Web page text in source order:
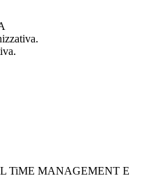
TiME MANAGEMENT E